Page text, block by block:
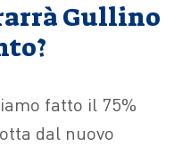
Gullino
fatto il 75%
dal nuovo